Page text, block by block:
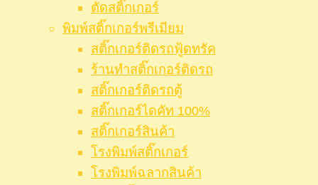
ตัดสติ๊กเกอร์
พิมพ์สติ๊กเกอร์พรีเมียม
สติ๊กเกอร์ติดรถฟู้ดทรัค
ร้านทำสติ๊กเกอร์ติดรถ
สติ๊กเกอร์ติดรถตู้
สติ๊กเกอร์ไดคัท 100%
สติ๊กเกอร์สินค้า
โรงพิมพ์สติ๊กเกอร์
โรงพิมพ์ฉลากสินค้า